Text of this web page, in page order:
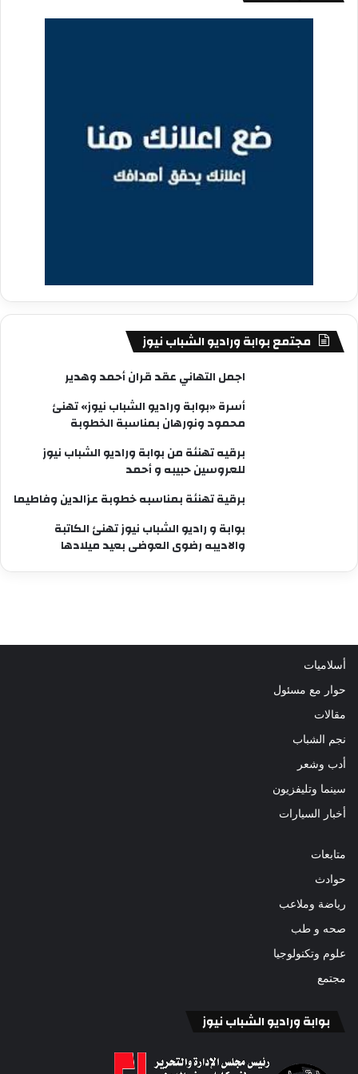
مجتمع بوابة وراديو الشباب نيوز
اجمل التهاني عقد قران أحمد وهدير
أسرة «بوابة وراديو الشباب نيوز» تهنئ
محمود ونورهان بمناسبة الخطوبة
برقيه تهنئة من بوابة وراديو الشباب نيوز
للعروسين حبيبه و أحمد
برقية تهنئة بمناسبه خطوبة عزالدين وفاطيما
بوابة و راديو الشباب نيوز تهنئ الكاتبة
والاديبه رضوى العوضى بعيد ميلادها
أسلاميات
حوار مع مسئول
مقالات
نجم الشباب
أدب وشعر
سينما وتليفزيون
أخبار السيارات
متابعات
حوادث
رياضة وملاعب
صحه و طب
علوم وتكنولوجيا
مجتمع
بوابة وراديو الشباب نيوز